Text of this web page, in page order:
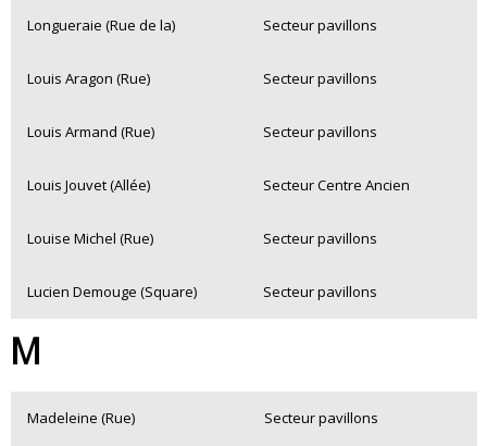
Longueraie (Rue de la) Secteur pavillons
Louis Aragon (Rue) Secteur pavillons
Louis Armand (Rue) Secteur pavillons
Louis Jouvet (Allée) Secteur Centre Ancien
Louise Michel (Rue) Secteur pavillons
Lucien Demouge (Square) Secteur pavillons
M
Madeleine (Rue) Secteur pavillons